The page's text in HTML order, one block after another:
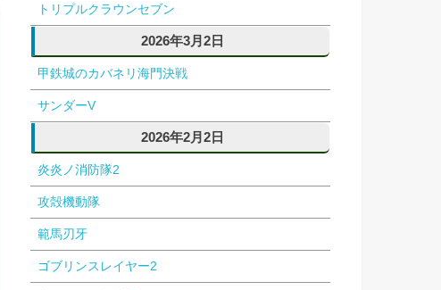
トリプルクラウンセブン
2026年3月2日
甲鉄城のカバネリ海門決戦
サンダーV
2026年2月2日
炎炎ノ消防隊2
攻殻機動隊
範馬刃牙
ゴブリンスレイヤー2